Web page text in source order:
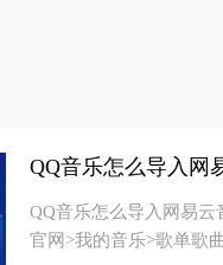
QQ音乐怎么导入网
QQ音乐怎么导入网易
官网>我的音乐>歌单歌